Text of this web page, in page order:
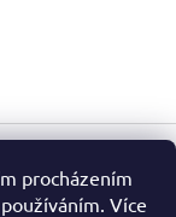
procházením
Více